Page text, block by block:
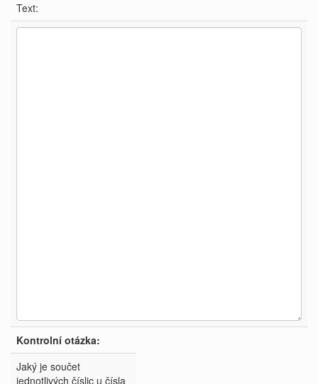
Text:
Kontrolní otázka:
Jaký je součet
jednotlivých číslic u čísla